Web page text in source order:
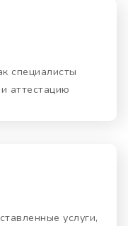
специалисты
аттестацию
услуги,